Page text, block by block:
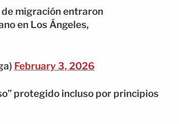
migración entraron
en Los Ángeles,
February 3, 2026
protegido incluso por principios